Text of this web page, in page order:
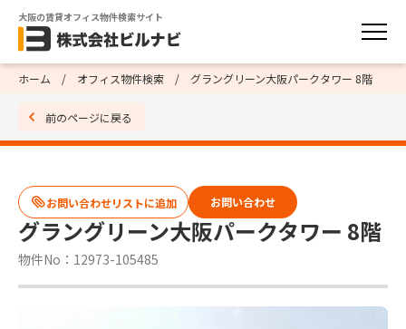
大阪の賃貸オフィス物件検索サイト
ホーム オフィス物件検索 グラングリーン大阪パークタワー 8階
前のページに戻る
グラングリーン大阪パークタワー 8階
物件No：12973-105485
お問い合わせ